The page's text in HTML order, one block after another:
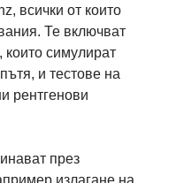
всички от които
Те включват
които симулират
и тестове на
рентгенови
през